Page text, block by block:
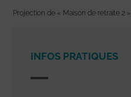
Projection de « Maison de retraite 2 »
INFOS PRATIQUES